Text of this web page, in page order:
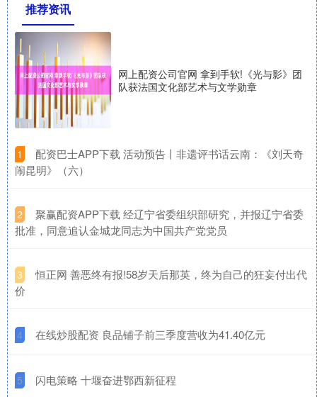
推荐资讯
网上配资公司官网 拿到手软!《光与影》团
队获法国文化部艺术与文学勋章
1
​配资巴士APP下载 活动预告丨非遗评书话云南：《刘天奇
闹昆明》（六）
2
​聚赢配资APP下载 经辽宁省委组织部研究，并报辽宁省委
批准，同意追认金城龙同志为中国共产党党员
3
​恒正网 善恶终有报!58岁天后那英，终为自己的狂妄付出代
价
4 ​在线炒股配资 良品铺子前三季度营收为41.40亿元
5 ​闪电策略 十堰奋进鄂西新征程